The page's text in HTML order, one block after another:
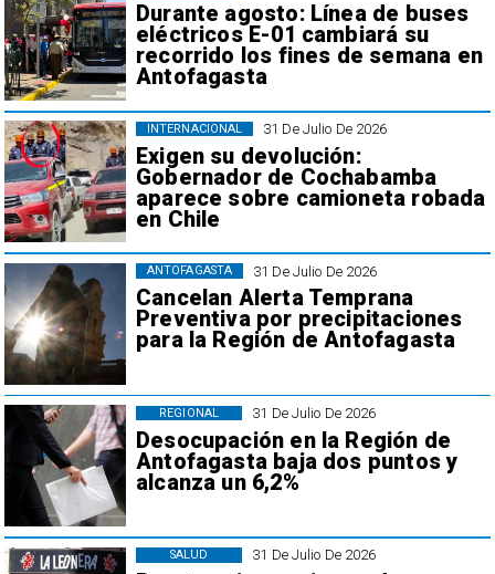
Durante agosto: Línea de buses
eléctricos E-01 cambiará su
recorrido los fines de semana en
Antofagasta
31 De Julio De 2026
Exigen su devolución:
Gobernador de Cochabamba
aparece sobre camioneta robada
en Chile
INTERNACIONAL
31 De Julio De 2026
Cancelan Alerta Temprana
Preventiva por precipitaciones
para la Región de Antofagasta
ANTOFAGASTA
31 De Julio De 2026
Desocupación en la Región de
Antofagasta baja dos puntos y
alcanza un 6,2%
REGIONAL
31 De Julio De 2026
SALUD